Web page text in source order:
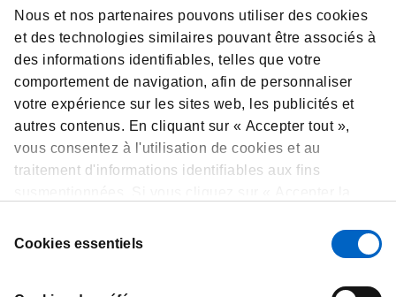
Nous et nos partenaires pouvons utiliser des cookies
et des technologies similaires pouvant être associés à
des informations identifiables, telles que votre
comportement de navigation, afin de personnaliser
votre expérience sur les sites web, les publicités et
autres contenus. En cliquant sur « Accepter tout »,
vous consentez à l'utilisation de cookies et au
traitement d'informations identifiables aux fins
sélectionnés. Vous pouvez à tout moment consulter,
modifier ou retirer votre consentement en cliquant sur
duCookies essentiels